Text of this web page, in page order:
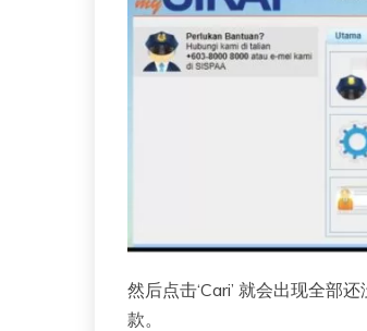
然后点击‘Cari’ 就会出现全部
款。